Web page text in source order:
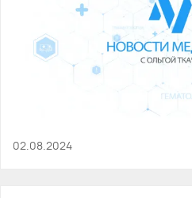
02.08.2024